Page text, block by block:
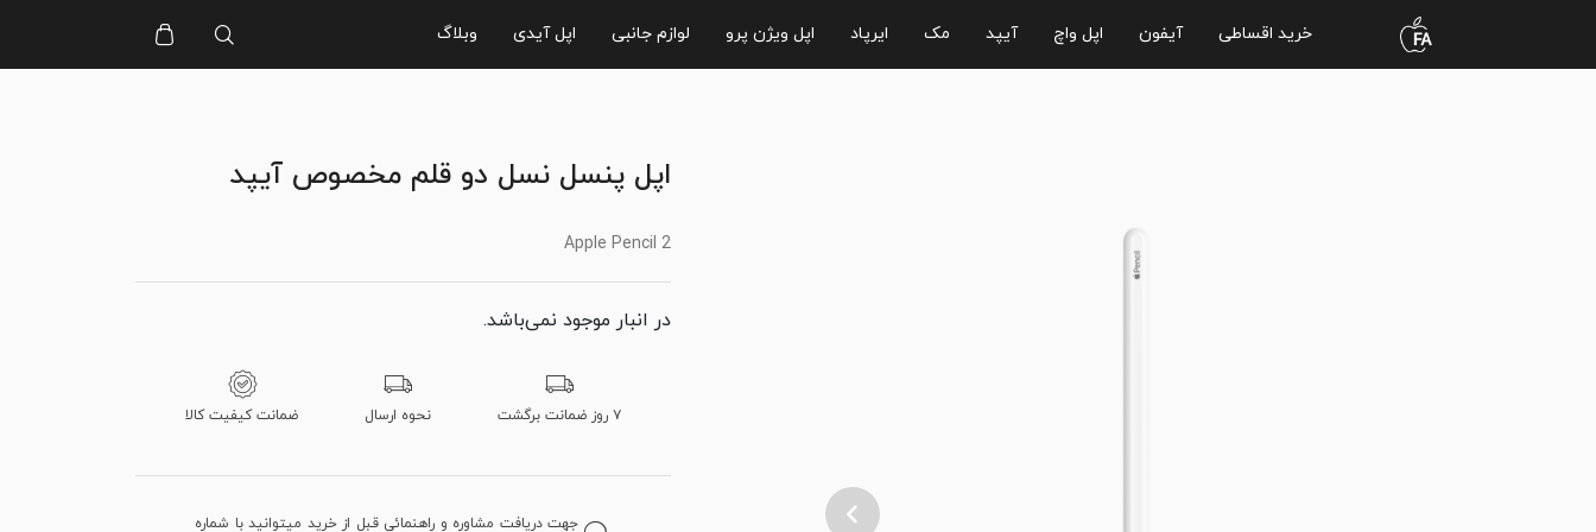
خرید اقساطی آیفون اپل واچ آیپد مک ایرپاد اپل ویژن پرو لوازم جانبی اپل آیدی وبلاگ
اپل پنسل نسل دو قلم مخصوص آیپد
Apple Pencil 2
در انبار موجود نمی‌باشد.
۷ روز ضمانت برگشت نحوه ارسال ضمانت کیفیت کالا
جهت دریافت مشاوره و راهنمائی قبل از خرید میتوانید با شماره